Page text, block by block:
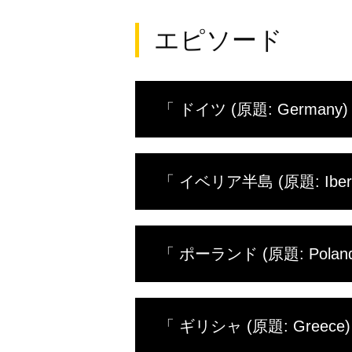
エピソード
「 ドイツ (原題: Germany)
ってい
の地で
トやリ
ネコな
「 イベリア半島 (原題:
われた
様。世
ク、ド
ト、岩
「 ポーランド (原題:
は、海
「 ギリシャ (原題: Greece)